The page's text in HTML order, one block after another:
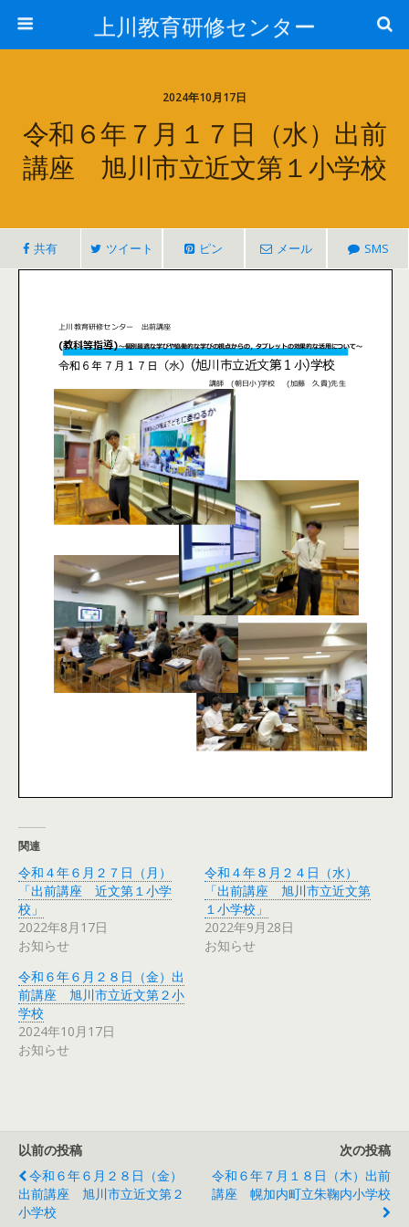
上川教育研修センター
2024年10月17日
令和６年７月１７日（水）出前
講座 旭川市立近文第１小学校
共有 ツイート ピン メール SMS
関連
令和４年６月２７日（月）
「出前講座 近文第１小学
校」
2022年8月17日
お知らせ
令和４年８月２４日（水）
「出前講座 旭川市立近文第
１小学校」
2022年9月28日
お知らせ
令和６年６月２８日（金）出
前講座 旭川市立近文第２小
学校
2024年10月17日
お知らせ
以前の投稿
令和６年６月２８日（金）
出前講座 旭川市立近文第２
小学校
次の投稿
令和６年７月１８日（木）出前
講座 幌加内町立朱鞠内小学校